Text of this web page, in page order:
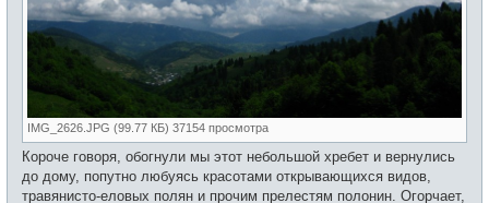
IMG_2626.JPG (99.77 КБ) 37154 просмотра
Короче говоря, обогнули мы этот небольшой хребет и вернулись
до дому, попутно любуясь красотами открывающихся видов,
травянисто-еловых полян и прочим прелестям полонин. Огорчает,